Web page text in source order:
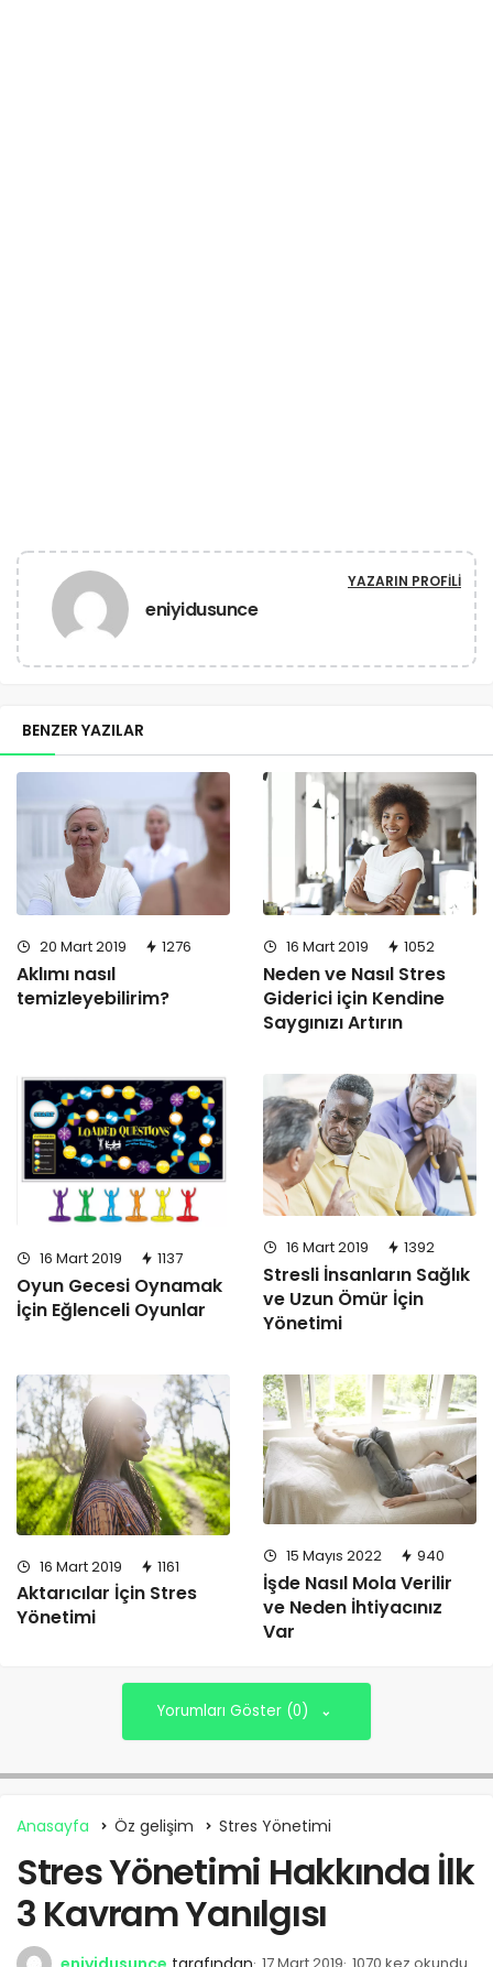
eniyidusunce
YAZARIN PROFILI
BENZER YAZILAR
20 Mart 2019 1276
Aklımı nasıl
temizleyebilirim?
16 Mart 2019 1052
Neden ve Nasıl Stres
Giderici için Kendine
Saygınızı Artırın
16 Mart 2019 1137
Oyun Gecesi Oynamak
İçin Eğlenceli Oyunlar
16 Mart 2019 1392
Stresli İnsanların Sağlık
ve Uzun Ömür İçin
Yönetimi
16 Mart 2019 1161
Aktarıcılar İçin Stres
Yönetimi
15 Mayıs 2022 940
İşde Nasıl Mola Verilir
ve Neden İhtiyacınız
Var
Yorumları Göster (0)
Anasayfa Öz gelişim Stres Yönetimi
Stres Yönetimi Hakkında İlk
3 Kavram Yanılgısı